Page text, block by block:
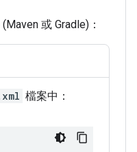
或 Gradle)：
檔案中：